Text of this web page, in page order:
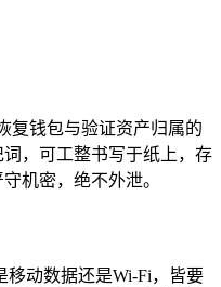
复钱包与验证资产归属的
，可工整书写于纸上，存
机密，绝不外泄。
移动数据还是Wi-Fi，皆要